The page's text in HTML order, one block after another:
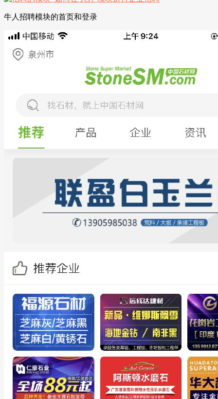
牛人招聘模块的首页和登录